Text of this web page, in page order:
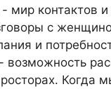
- мир контактов
с
и
возможность
Когда